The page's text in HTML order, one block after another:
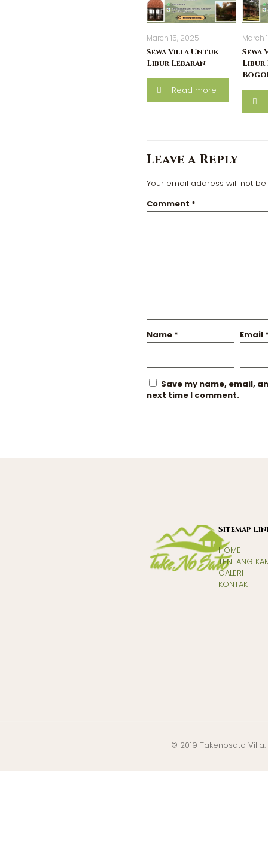
March 15, 2025
Sewa Villa Untuk
Libur Lebaran
Read more
March
Libur
Leave a Reply
Your email address will not
Comment *
Name * Email
Save my name, email,
next time I comment.
Sitemap
HOME
TENTANG
GALERI
KONTAK
© 2019 Takenosato